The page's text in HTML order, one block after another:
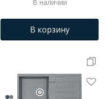
В наличии
В корзину